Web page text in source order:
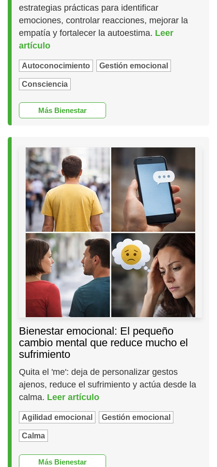
estrategias prácticas para identificar
emociones, controlar reacciones, mejorar la
empatía y fortalecer la autoestima. Leer
artículo
Autoconocimiento Gestión emocional
Consciencia
Más Bienestar
Bienestar emocional: El pequeño
cambio mental que reduce mucho el
sufrimiento
Quita el 'me': deja de personalizar gestos
ajenos, reduce el sufrimiento y actúa desde la
calma. Leer artículo
Agilidad emocional Gestión emocional
Calma
Más Bienestar